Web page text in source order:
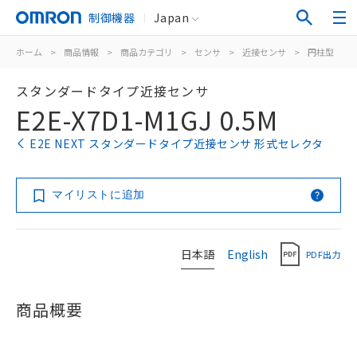
制御機器 Japan
ホーム > 商品情報 > 商品カテゴリ > センサ > 近接センサ > 円柱型
スタンダードタイプ近接センサ
E2E-X7D1-M1GJ 0.5M
E2E NEXT スタンダードタイプ近接センサ 形式セレクタ
マイリストに追加
日本語 English PDF出力
商品概要